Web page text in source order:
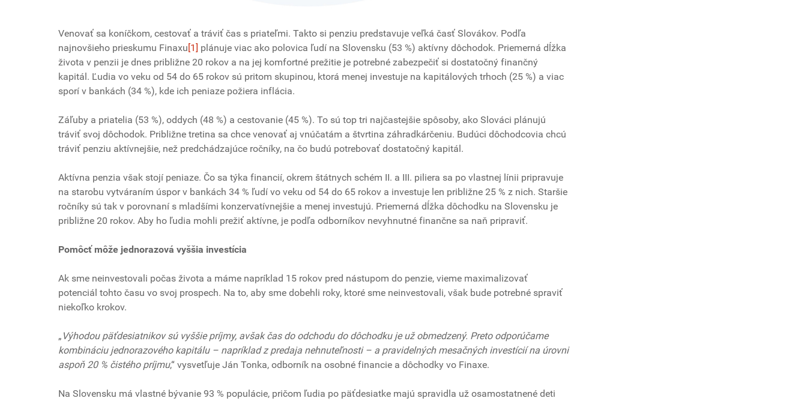
Venovať sa koníčkom, cestovať a tráviť čas s priateľmi. Takto si penziu predstavuje veľká časť Slovákov. Podľa
najnovšieho prieskumu Finaxu[1] plánuje viac ako polovica ľudí na Slovensku (53 %) aktívny dôchodok. Priemerná dĺžka
života v penzii je dnes približne 20 rokov a na jej komfortné prežitie je potrebné zabezpečiť si dostatočný finančný
kapitál. Ľudia vo veku od 54 do 65 rokov sú pritom skupinou, ktorá menej investuje na kapitálových trhoch (25 %) a viac
sporí v bankách (34 %), kde ich peniaze požiera inflácia.
Záľuby a priatelia (53 %), oddych (48 %) a cestovanie (45 %). To sú top tri najčastejšie spôsoby, ako Slováci plánujú
tráviť svoj dôchodok. Približne tretina sa chce venovať aj vnúčatám a štvrtina záhradkárčeniu. Budúci dôchodcovia chcú
tráviť penziu aktívnejšie, než predchádzajúce ročníky, na čo budú potrebovať dostatočný kapitál.
Aktívna penzia však stojí peniaze. Čo sa týka financií, okrem štátnych schém II. a III. piliera sa po vlastnej línii pripravuje
na starobu vytváraním úspor v bankách 34 % ľudí vo veku od 54 do 65 rokov a investuje len približne 25 % z nich. Staršie
ročníky sú tak v porovnaní s mladšími konzervatívnejšie a menej investujú. Priemerná dĺžka dôchodku na Slovensku je
približne 20 rokov. Aby ho ľudia mohli prežiť aktívne, je podľa odborníkov nevyhnutné finančne sa naň pripraviť.
Pomôcť môže jednorazová vyššia investícia
Ak sme neinvestovali počas života a máme napríklad 15 rokov pred nástupom do penzie, vieme maximalizovať
potenciál tohto času vo svoj prospech. Na to, aby sme dobehli roky, ktoré sme neinvestovali, však bude potrebné spraviť
niekoľko krokov.
„ Výhodou päťdesiatnikov sú vyššie príjmy, avšak čas do odchodu do dôchodku je už obmedzený. Preto odporúčame
kombináciu jednorazového kapitálu – napríklad z predaja nehnuteľnosti – a pravidelných mesačných investícií na úrovni
aspoň 20 % čistého príjmu,“ vysvetľuje Ján Tonka, odborník na osobné financie a dôchodky vo Finaxe.
Na Slovensku má vlastné bývanie 93 % populácie, pričom ľudia po päťdesiatke majú spravidla už osamostatnené deti